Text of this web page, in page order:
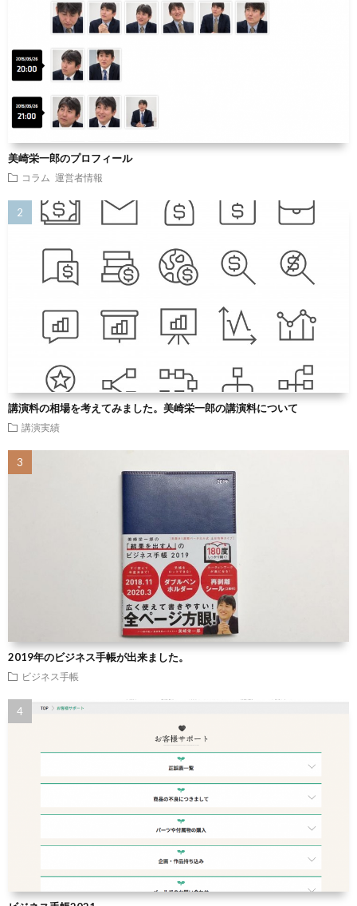
美崎栄一郎のプロフィール
コラム 運営者情報
講演料の相場を考えてみました。美崎栄一郎の講演料について
講演実績
2019年のビジネス手帳が出来ました。
ビジネス手帳